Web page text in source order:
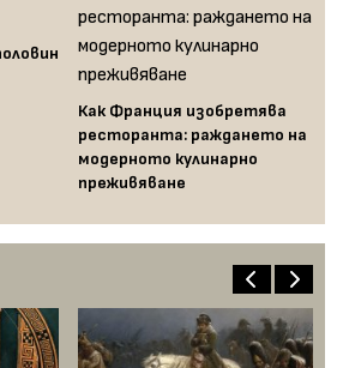
Как Франция изобретява
ресторанта: раждането на
модерното кулинарно
преживяване